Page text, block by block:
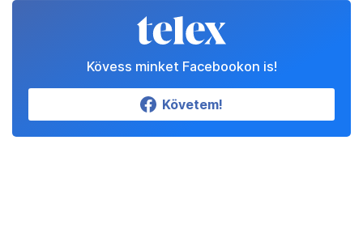
Kövess minket Facebookon is!
Követem!